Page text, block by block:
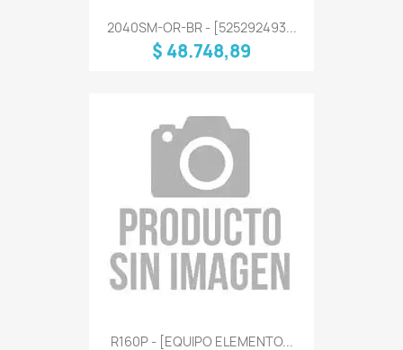
2040SM-OR-BR - [525292493...
$ 48.748,89
R160P - [EQUIPO ELEMENTO...